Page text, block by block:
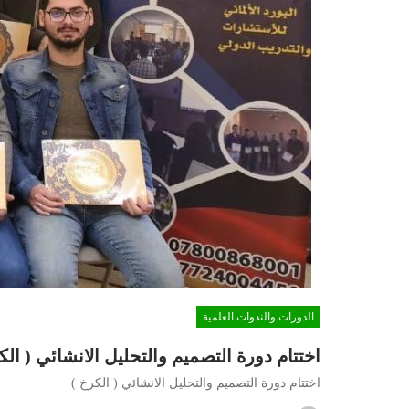
الدورات والندوات العلمية
اختتام دورة التصميم والتحليل الانشائي (
اختتام دورة التصميم والتحليل الانشائي ( الكرخ )